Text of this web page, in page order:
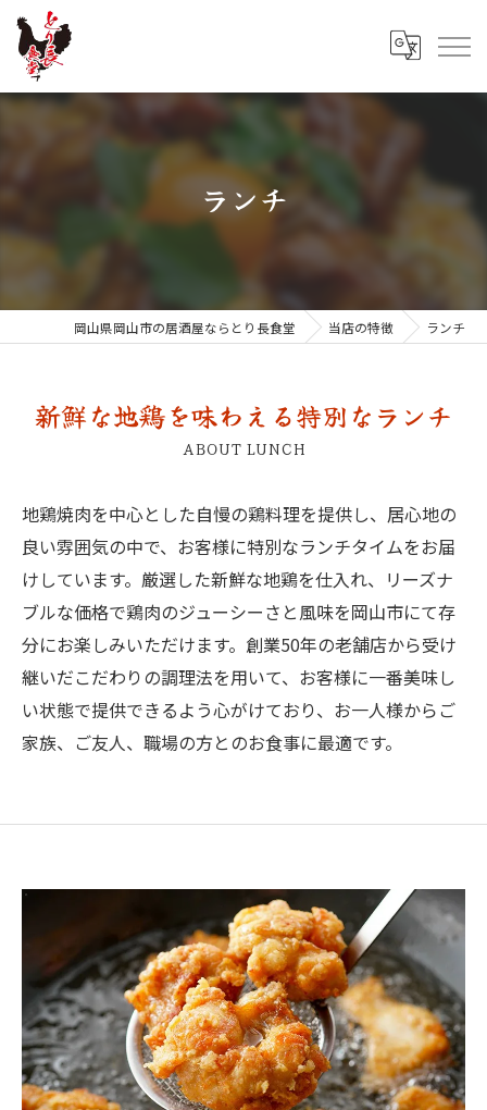
ランチ
岡山県岡山市の居酒屋ならとり長食堂 当店の特徴 ランチ
新鮮な地鶏を味わえる特別なランチ
ABOUT LUNCH
地鶏焼肉を中心とした自慢の鶏料理を提供し、居心地の
良い雰囲気の中で、お客様に特別なランチタイムをお届
けしています。厳選した新鮮な地鶏を仕入れ、リーズナ
ブルな価格で鶏肉のジューシーさと風味を岡山市にて存
分にお楽しみいただけます。創業50年の老舗店から受け
継いだこだわりの調理法を用いて、お客様に一番美味し
い状態で提供できるよう心がけており、お一人様からご
家族、ご友人、職場の方とのお食事に最適です。